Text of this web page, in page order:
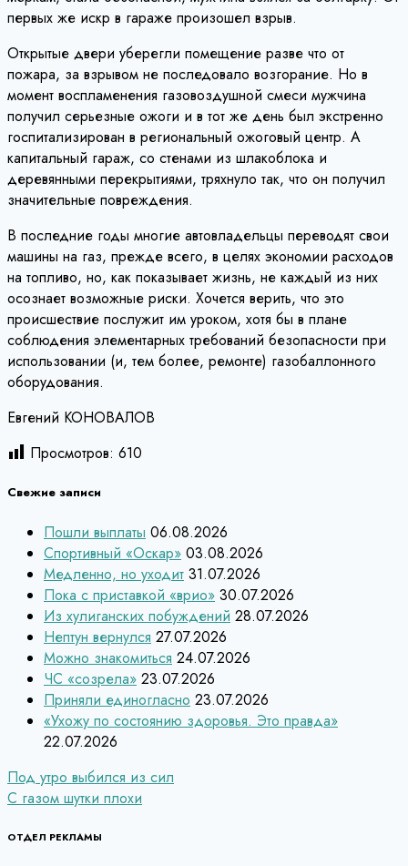
первых же искр в гараже произошел взрыв.
Открытые двери уберегли помещение разве что от
пожара, за взрывом не последовало возгорание. Но в
момент воспламенения газовоздушной смеси мужчина
получил серьезные ожоги и в тот же день был экстренно
госпитализирован в региональный ожоговый центр. А
капитальный гараж, со стенами из шлакоблока и
деревянными перекрытиями, тряхнуло так, что он получил
значительные повреждения.
В последние годы многие автовладельцы переводят свои
машины на газ, прежде всего, в целях экономии расходов
на топливо, но, как показывает жизнь, не каждый из них
осознает возможные риски. Хочется верить, что это
происшествие послужит им уроком, хотя бы в плане
соблюдения элементарных требований безопасности при
использовании (и, тем более, ремонте) газобаллонного
оборудования.
Евгений КОНОВАЛОВ
Просмотров: 610
Свежие записи
Пошли выплаты 06.08.2026
Спортивный «Оскар» 03.08.2026
Медленно, но уходит 31.07.2026
Пока с приставкой «врио» 30.07.2026
Из хулиганских побуждений 28.07.2026
Нептун вернулся 27.07.2026
Можно знакомиться 24.07.2026
ЧС «созрела» 23.07.2026
Приняли единогласно 23.07.2026
«Ухожу по состоянию здоровья. Это правда»
22.07.2026
Навигация
по
записям
Под утро выбился из сил
С газом шутки плохи
ОТДЕЛ РЕКЛАМЫ